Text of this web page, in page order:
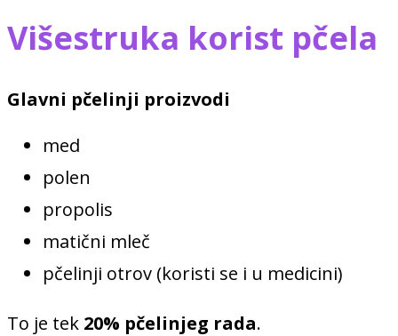
Višestruka korist pčela
Glavni pčelinji proizvodi
med
polen
propolis
matični mleč
pčelinji otrov (koristi se i u medicini)
To je tek 20% pčelinjeg rada.